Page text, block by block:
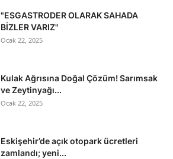
"ESGASTRODER OLARAK SAHADA
BİZLER VARIZ"
Ocak 22, 2025
Kulak Ağrısına Doğal Çözüm! Sarımsak
ve Zeytinyağı...
Ocak 22, 2025
Eskişehir’de açık otopark ücretleri
zamlandı; yeni...